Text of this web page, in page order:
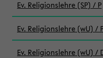
Ev. Religionslehre (SP) / P
Ev. Religionslehre (wU) /
Ev. Religionslehre (wU) /